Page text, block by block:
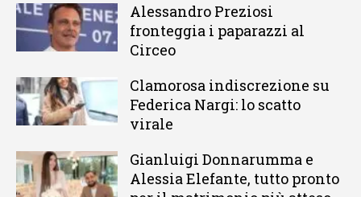
Alessandro Preziosi
fronteggia i paparazzi al
Circeo
Clamorosa indiscrezione su
Federica Nargi: lo scatto
virale
Gianluigi Donnarumma e
Alessia Elefante, tutto pronto